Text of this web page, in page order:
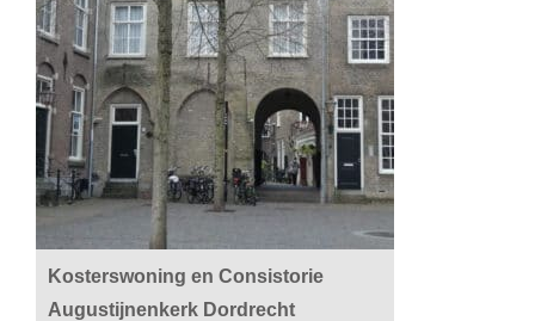
Kosterswoning en Consistorie
Augustijnenkerk Dordrecht